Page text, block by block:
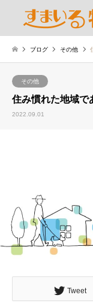
ブログ その他
その他
住み慣れた地域で
2022.09.01
Tweet